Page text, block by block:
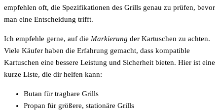
empfehlen oft, die Spezifikationen des Grills genau zu prüfen, bevor
man eine Entscheidung trifft.
Ich empfehle gerne, auf die Markierung der Kartuschen zu achten.
Viele Käufer haben die Erfahrung gemacht, dass kompatible
Kartuschen eine bessere Leistung und Sicherheit bieten. Hier ist eine
kurze Liste, die dir helfen kann:
Butan für tragbare Grills
Propan für größere, stationäre Grills